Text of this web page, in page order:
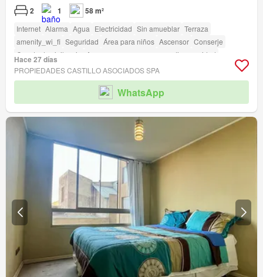
2 1 58 m²
Internet Alarma Agua Electricidad Sin amueblar Terraza
amenity_wi_fi Seguridad Área para niños Ascensor Conserje
Caseta de vigilancia
Acceso para personas con discapacidad
Hace 27 días
PROPIEDADES CASTILLO ASOCIADOS SPA
WhatsApp